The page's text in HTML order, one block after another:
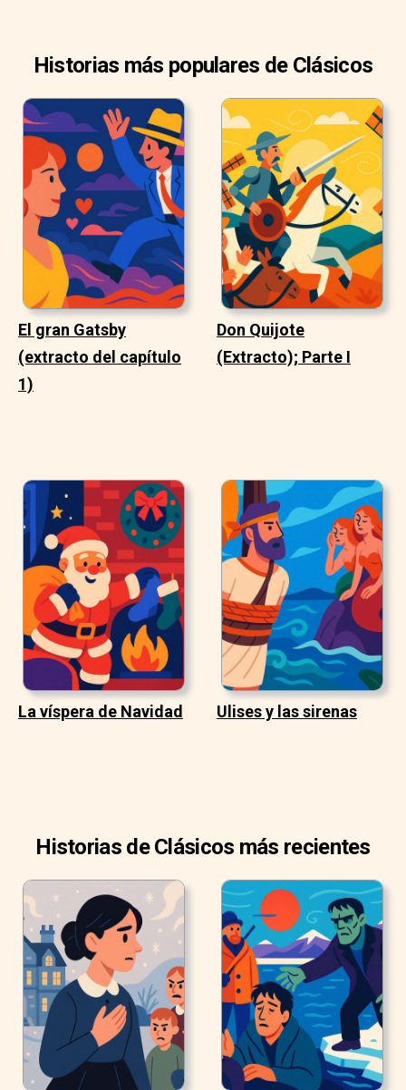
Historias más populares de Clásicos
El gran Gatsby
(extracto del capítulo
1)
Don Quijote
(Extracto); Parte I
La víspera de Navidad Ulises y las sirenas
Historias de Clásicos más recientes